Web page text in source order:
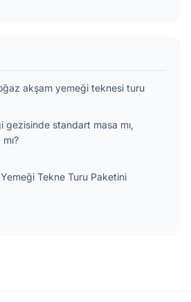
akşam yemeği teknesi turu
gezisinde standart masa mı,
Tekne Turu Paketini